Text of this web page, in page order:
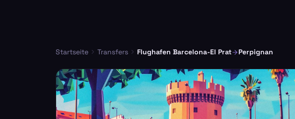
Startseite Transfers Flughafen Barcelona-El Prat Perpignan